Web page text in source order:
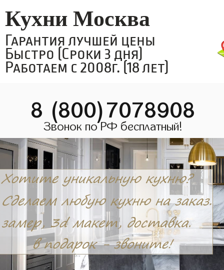
Кухни Москва
Гарантия лучшей цены
Быстро (Сроки 3 дня)
Работаем с 2008г. (18 лет)
8 (800)7078908
Звонок по РФ бесплатный!